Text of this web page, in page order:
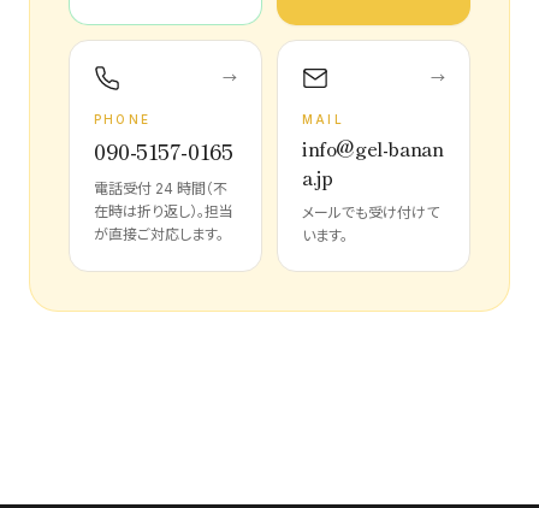
→
PHONE
090-5157-0165
電話受付 24 時間（不
在時は折り返し）。担当
が直接ご対応します。
→
MAIL
info@gel-banan
a.jp
メールでも受け付けて
います。